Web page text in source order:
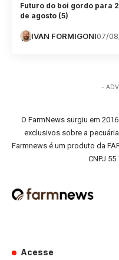
Futuro do boi gordo para
de agosto (5)
IVAN FORMIGONI07/
-
O FarmNews surgiu em
exclusivos sobre a
Farmnews é um produto da
CNPJ
Acesse